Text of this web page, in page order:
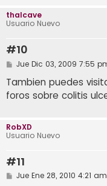
thalcave
Usuario Nuevo
#10
M
n
s
a
Jue Dic 03, 2009 7:55
Tambien puedes
foros sobre colitis
RobXD
Usuario Nuevo
#11
M
Jue Ene 28, 2010 4:21 am